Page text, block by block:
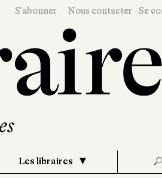
S'abonner Nous contacter Se
Les libraires 🔎